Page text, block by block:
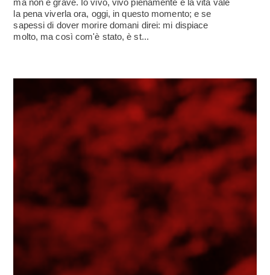
ma non è grave. Io vivo, vivo pienamente e la vita vale
la pena viverla ora, oggi, in questo momento; e se
sapessi di dover morire domani direi: mi dispiace
molto, ma così com'è stato, è st...